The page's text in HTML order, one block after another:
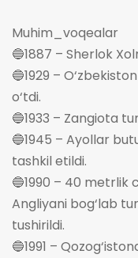
Muhim_voqealar
🔵1887 – Sherlok
🔵1929 –
o‘tdi.
🔵1933 – Zangiota
🔵1945 – Ayollar
tashkil etildi.
🔵1990 – 40 metrlik
Angliyani bog‘lab
tushirildi.
🔵1991 –